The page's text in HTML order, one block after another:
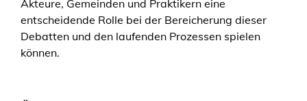
Akteure, Gemeinden und Praktikern eine
entscheidende Rolle bei der Bereicherung dieser
Debatten und den laufenden Prozessen spielen
können.